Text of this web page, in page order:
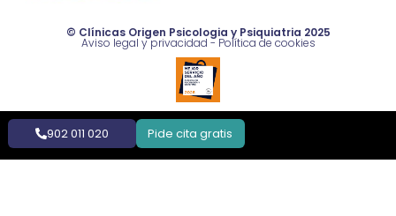
© Clínicas Origen Psicologia y Psiquiatria 2025
Aviso legal y privacidad -Política de cookies
902 011 020 Pide cita gratis